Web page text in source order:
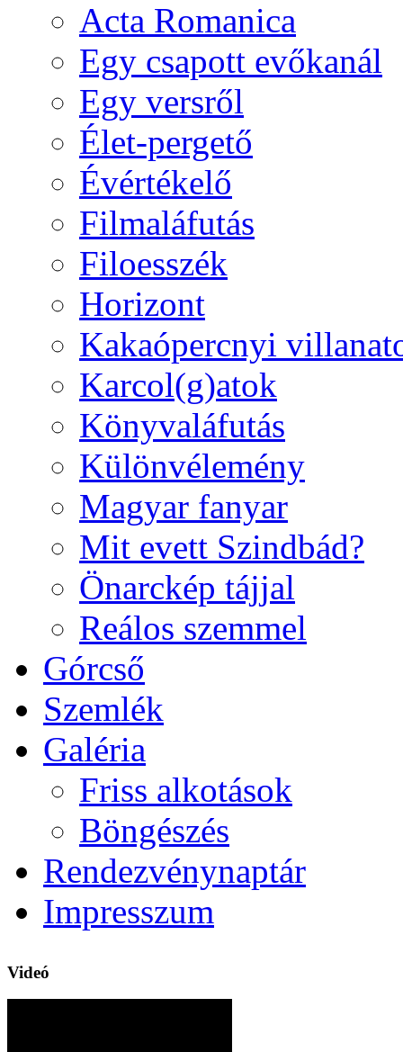
Acta Romanica
Egy csapott evőkanál
Egy versről
Élet-pergető
Évértékelő
Filmaláfutás
Filoesszék
Horizont
Kakaópercnyi
Karcol(g)atok
Könyvaláfutás
Különvélemény
Magyar fanyar
Mit evett Szindbád?
Önarckép tájjal
Reálos szemmel
Górcső
Szemlék
Galéria
Friss alkotások
Böngészés
Rendezvénynaptár
Impresszum
Videó